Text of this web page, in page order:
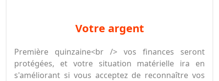
votre argent
Première quinzaine<br /> vos finances seront
protégées, et votre situation matérielle ira en
s'améliorant si vous acceptez de reconnaître vos